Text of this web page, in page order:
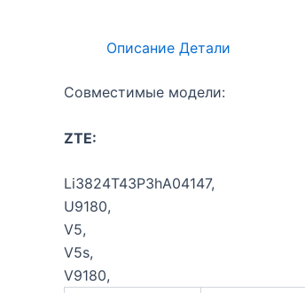
Описание Детали
Совместимые модели:
ZTE:
Li3824T43P3hA04147,
U9180,
V5,
V5s,
V9180,